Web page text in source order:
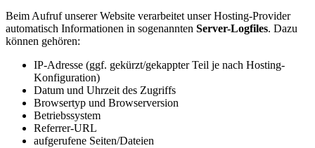
Beim Aufruf unserer Website verarbeitet unser Hosting-Provider
automatisch Informationen in sogenannten Server-Logfiles. Dazu
können gehören:
IP-Adresse (ggf. gekürzt/gekappter Teil je nach Hosting-
Konfiguration)
Datum und Uhrzeit des Zugriffs
Browsertyp und Browserversion
Betriebssystem
Referrer-URL
aufgerufene Seiten/Dateien